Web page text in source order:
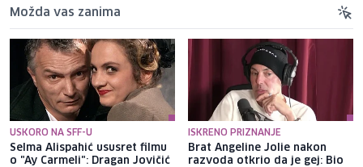
Možda vas zanima
USKORO NA SFF-U
Selma Alispahić ususret filmu
o "Ay Carmeli": Dragan Jovičić
ISKRENO PRIZNANJE
Brat Angeline Jolie nakon
razvoda otkrio da je gej: Bio